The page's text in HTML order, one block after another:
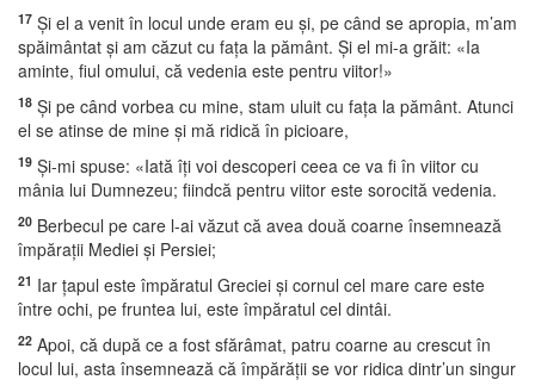
17 Şi el a venit în locul unde eram eu şi, pe când se apropia, m’am
spăimântat şi am căzut cu faţa la pământ. Şi el mi-a grăit: «Ia
aminte, fiul omului, că vedenia este pentru viitor!»
18 Şi pe când vorbea cu mine, stam uluit cu faţa la pământ. Atunci
el se atinse de mine şi mă ridică în picioare,
19 Şi-mi spuse: «Iată îţi voi descoperi ceea ce va fi în viitor cu
mânia lui Dumnezeu; fiindcă pentru viitor este sorocită vedenia.
20 Berbecul pe care l-ai văzut că avea două coarne însemnează
împăraţii Mediei şi Persiei;
21 Iar ţapul este împăratul Greciei şi cornul cel mare care este
între ochi, pe fruntea lui, este împăratul cel dintâi.
22 Apoi, că după ce a fost sfărâmat, patru coarne au crescut în
locul lui, asta însemnează că împărăţii se vor ridica dintr’un singur